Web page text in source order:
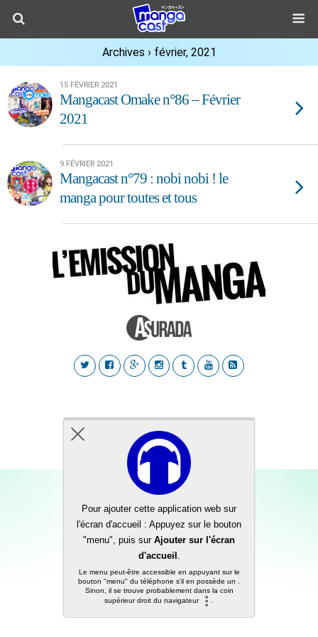
Archives › février, 2021
15 FÉVRIER 2021
Mangacast Omake n°86 – Février
2021
9 FÉVRIER 2021
Mangacast n°79 : nobi nobi ! le
manga pour toutes et tous